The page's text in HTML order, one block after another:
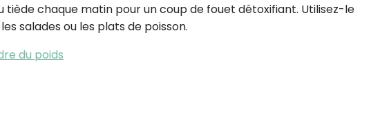
tiède chaque matin pour un coup de fouet détoxifiant. Utilisez-le
salades ou les plats de poisson.
du poids